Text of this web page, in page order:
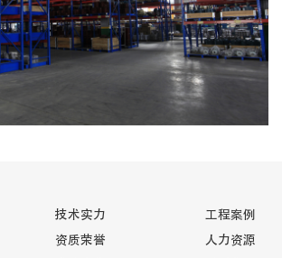
技术实力
资质荣誉
工程案例
人力资源